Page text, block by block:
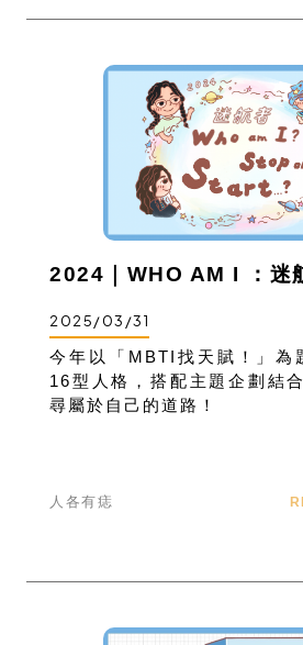
2025/03/31
今年以「MBTI找天賦！」為
16型人格，搭配主題企劃結
尋屬於自己的道路！
人各有痣